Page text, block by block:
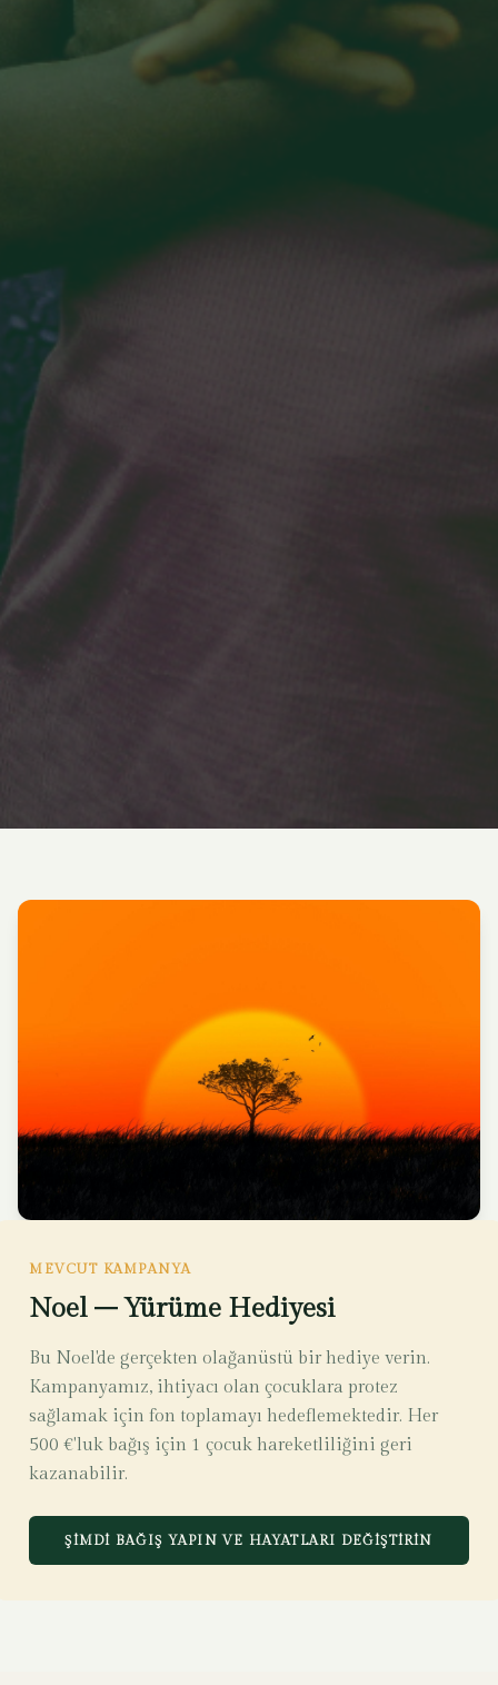
MEVCUT KAMPANYA
Noel – Yürüme Hediyesi
Bu Noel'de gerçekten olağanüstü bir hediye verin.
Kampanyamız, ihtiyacı olan çocuklara protez
sağlamak için fon toplamayı hedeflemektedir. Her
500 €'luk bağış için 1 çocuk hareketliliğini geri
kazanabilir.
ŞIMDI BAĞIŞ YAPIN VE HAYATLARI DEĞIŞTIRIN